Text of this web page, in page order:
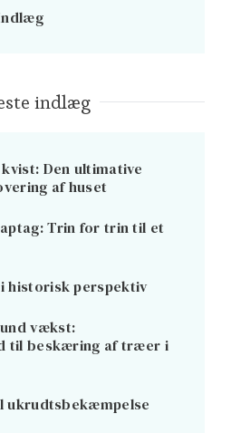
indlæg
Den ultimative
af huset
Trin for trin til et
historisk perspektiv
vækst:
til beskæring af træer i
ukrudtsbekæmpelse